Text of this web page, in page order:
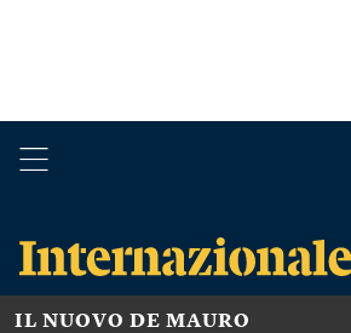
IL NUOVO DE MAURO